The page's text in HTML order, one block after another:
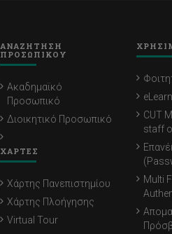
ΑΝΑΖΗΤΗΣΗ
ΠΡΟΣΩΠΙΚΟΥ
Ακαδημαϊκό
Προσωπικό
Διοικητικό Προσωπικό
ΧΑΡΤΕΣ
Χάρτης Πανεπιστημίου
Χάρτης Πλοήγησης
Virtual Tour
CUT
staff
Multi